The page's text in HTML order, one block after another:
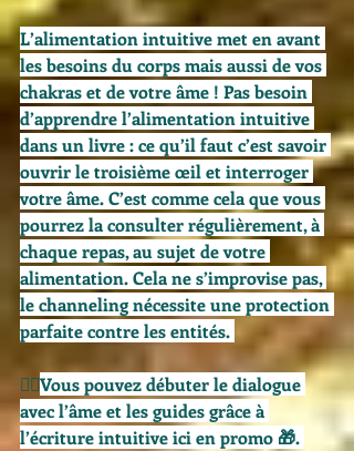
L’alimentation intuitive met en avant
les besoins du corps mais aussi de vos
chakras et de votre âme ! Pas besoin
d’apprendre l’alimentation intuitive
dans un livre : ce qu’il faut c’est savoir
ouvrir le troisième œil et interroger
votre âme. C’est comme cela que vous
pourrez la consulter régulièrement, à
chaque repas, au sujet de votre
alimentation. Cela ne s’improvise pas,
le channeling nécessite une protection
parfaite contre les entités.
🧙‍♀️Vous pouvez débuter le dialogue
avec l’âme et les guides grâce à
l’écriture intuitive ici en promo 🎁.